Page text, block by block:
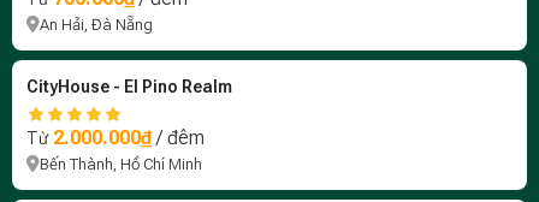
An Hải, Đà Nẵng
CityHouse - El Pino Realm
Từ 2.000.000₫/ đêm
Bến Thành, Hồ Chí Minh